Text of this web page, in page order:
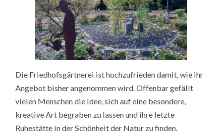
Die Friedhofsgärtnerei ist hochzufrieden damit, wie ihr
Angebot bisher angenommen wird. Offenbar gefällt
vielen Menschen die Idee, sich auf eine besondere,
kreative Art begraben zu lassen und ihre letzte
Ruhestätte in der Schönheit der Natur zu finden.